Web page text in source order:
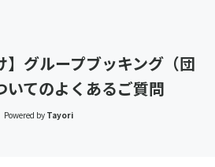
】グループブッキング（団
いてのよくあるご質問
Powered by Tayori